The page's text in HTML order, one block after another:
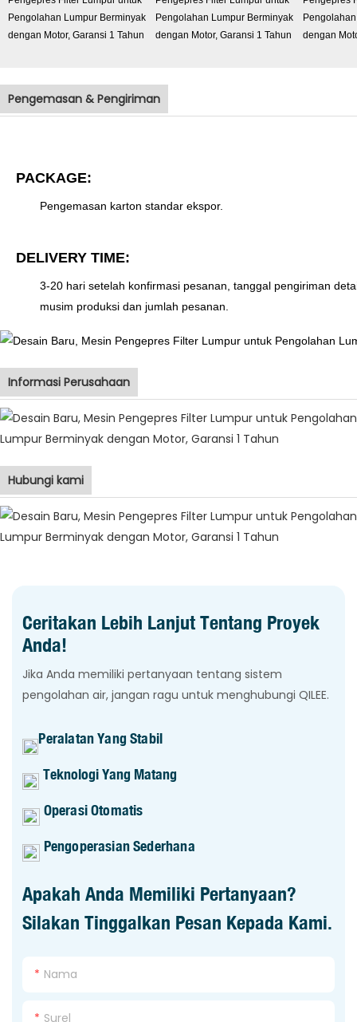
Pengemasan & Pengiriman
PACKAGE:
Pengemasan karton standar ekspor.
DELIVERY TIME:
3-20 hari setelah konfirmasi pesanan, tanggal pengiriman
musim produksi dan jumlah pesanan.
Informasi Perusahaan
Hubungi kami
Ceritakan Lebih Lanjut Tentang Proyek
Anda!
Jika Anda memiliki pertanyaan tentang sistem
pengolahan air, jangan ragu untuk menghubungi QILEE.
Peralatan Yang Stabil
Teknologi Yang Matang
Operasi Otomatis
Pengoperasian Sederhana
Apakah Anda Memiliki Pertanyaan?
Silakan Tinggalkan Pesan Kepada Kami.
Nama
Surel